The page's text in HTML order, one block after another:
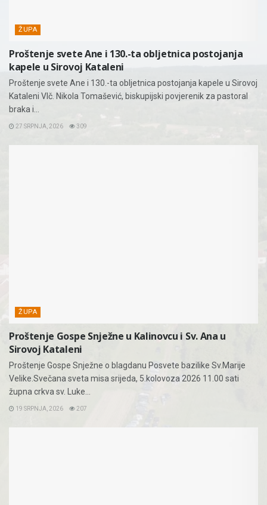
ŽUPA
Proštenje svete Ane i 130.-ta obljetnica postojanja
kapele u Sirovoj Kataleni
Proštenje svete Ane i 130.-ta obljetnica postojanja kapele u Sirovoj
Kataleni Vlč. Nikola Tomašević, biskupijski povjerenik za pastoral
braka i...
27 SRPNJA, 2026 309
ŽUPA
Proštenje Gospe Snježne u Kalinovcu i Sv. Ana u
Sirovoj Kataleni
Proštenje Gospe Snježne o blagdanu Posvete bazilike Sv.Marije
Velike.Svečana sveta misa srijeda, 5.kolovoza 2026 11.00 sati
župna crkva sv. Luke...
19 SRPNJA, 2026 207